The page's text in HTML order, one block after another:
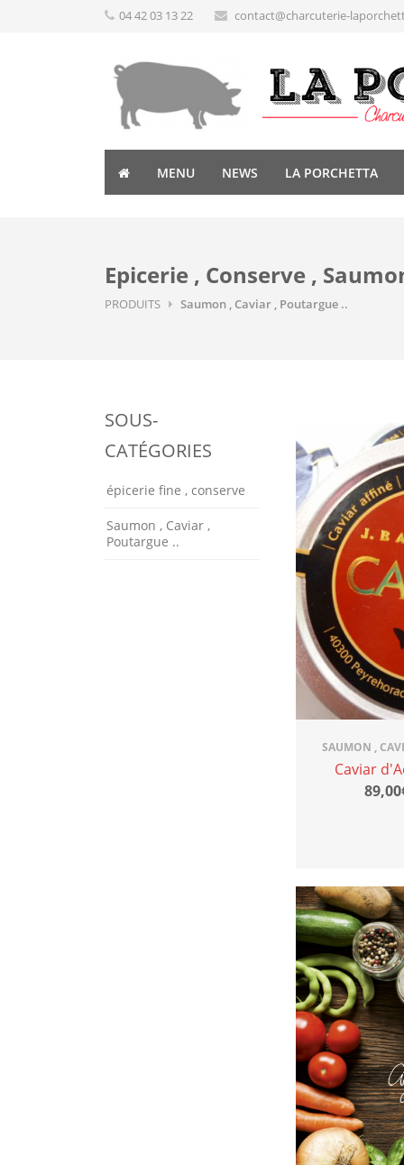
04 42 03 13 22 contact@charcuterie-
MENU NEWS LA PORCHETTA
Epicerie , Conserve ,
PRODUITS Saumon , Caviar , Poutargue ..
SOUS-
CATÉGORIES
épicerie fine , conserve
Saumon , Caviar ,
Poutargue ..
SAUMON ,
Caviar